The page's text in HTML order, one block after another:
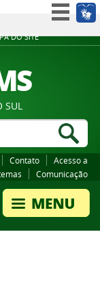
DO SITE
SUL
Contato
Acesso a
Comunicação